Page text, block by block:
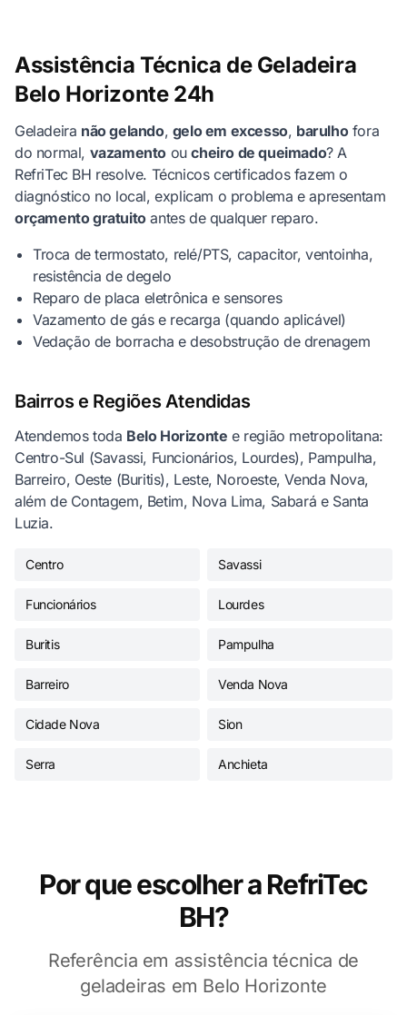
Assistência Técnica de Geladeira
Belo Horizonte 24h
Geladeira não gelando, gelo em excesso, barulhofora
do normal, vazamento oucheiro de queimado? A
RefriTec BH resolve. Técnicos certificados fazem o
diagnóstico no local, explicam o problema e apresentam
orçamento gratuitoantes de qualquer reparo.
Troca de termostato, relé/PTS, capacitor, ventoinha,
resistência de degelo
Reparo de placa eletrônica e sensores
Vazamento de gás e recarga (quando aplicável)
Vedação de borracha e desobstrução de drenagem
Bairros e Regiões Atendidas
Atendemos toda Belo Horizonte e região metropolitana:
Centro-Sul (Savassi, Funcionários, Lourdes), Pampulha,
Barreiro, Oeste (Buritis), Leste, Noroeste, Venda Nova,
além de Contagem, Betim, Nova Lima, Sabará e Santa
Luzia.
Centro Savassi
Funcionários Lourdes
Buritis Pampulha
Barreiro Venda Nova
Cidade Nova Sion
Serra Anchieta
Por que escolher a RefriTec
BH?
Referência em assistência técnica de
geladeiras em Belo Horizonte